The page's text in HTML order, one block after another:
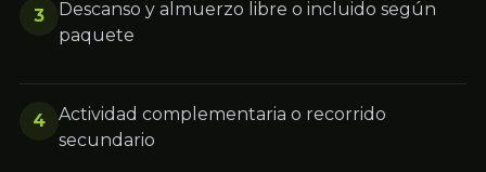
3
Descanso y almuerzo libre o incluido según
paquete
4
Actividad complementaria o recorrido
secundario